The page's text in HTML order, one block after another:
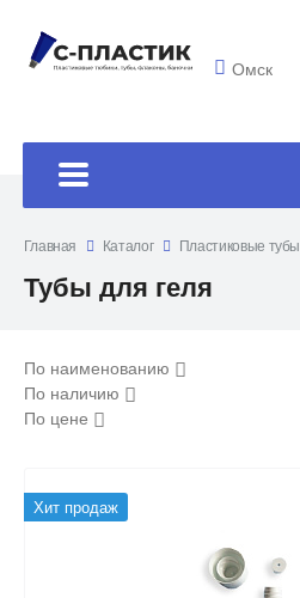
Омск
Главная Каталог Пластиковые тубы
Тубы для геля
По наименованию
По наличию
По цене
Хит продаж